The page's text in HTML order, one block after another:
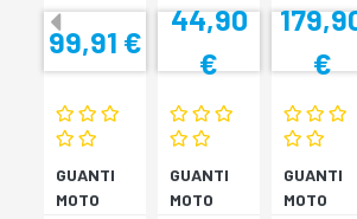
99,91 €
44,90
€
€
GUANTI
MOTO
GUANTI
MOTO
GUANTI
MOTO